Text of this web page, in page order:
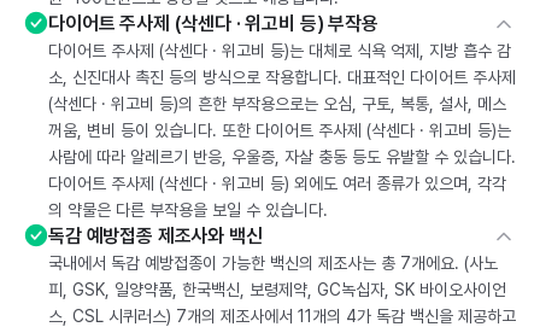
다이어트 주사제 (삭센다 · 위고비 등) 부작용
다이어트 주사제 (삭센다 · 위고비 등)는 대체로 식욕 억제, 지방 흡수 감
소, 신진대사 촉진 등의 방식으로 작용합니다. 대표적인 다이어트 주사제
(삭센다 · 위고비 등)의 흔한 부작용으로는 오심, 구토, 복통, 설사, 메스
꺼움, 변비 등이 있습니다. 또한 다이어트 주사제 (삭센다 · 위고비 등)는
사람에 따라 알레르기 반응, 우울증, 자살 충동 등도 유발할 수 있습니다.
다이어트 주사제 (삭센다 · 위고비 등) 외에도 여러 종류가 있으며, 각각
의 약물은 다른 부작용을 보일 수 있습니다.
독감 예방접종 제조사와 백신
국내에서 독감 예방접종이 가능한 백신의 제조사는 총 7개에요. (사노
피, GSK, 일양약품, 한국백신, 보령제약, GC녹십자, SK 바이오사이언
스, CSL 시퀴러스) 7개의 제조사에서 11개의 4가 독감 백신을 제공하고